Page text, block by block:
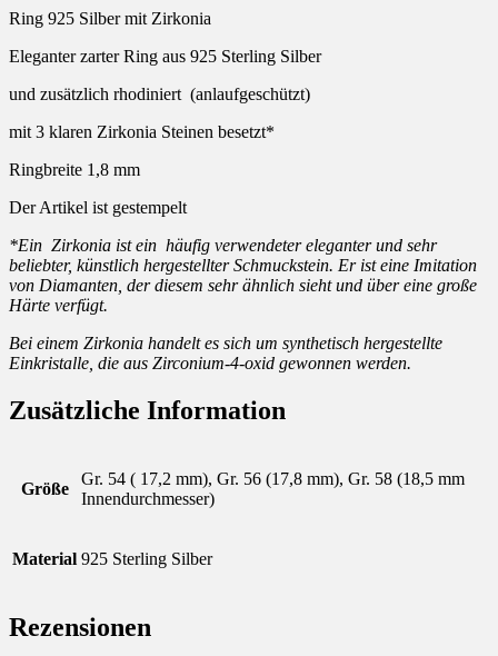
Ring 925 Silber mit Zirkonia
Eleganter zarter Ring aus 925 Sterling Silber
und zusätzlich rhodiniert (anlaufgeschützt)
mit 3 klaren Zirkonia Steinen besetzt*
Ringbreite 1,8 mm
Der Artikel ist gestempelt
*Ein Zirkonia ist ein häufig verwendeter eleganter und sehr
beliebter, künstlich hergestellter Schmuckstein. Er ist eine Imitation
von Diamanten, der diesem sehr ähnlich sieht und über eine große
Härte verfügt.
Bei einem Zirkonia handelt es sich um synthetisch hergestellte
Einkristalle, die aus Zirconium-4-oxid gewonnen werden.
Zusätzliche Information
Größe
Gr. 54 ( 17,2 mm), Gr. 56 (17,8 mm), Gr. 58 (18,5 mm
Innendurchmesser)
Material 925 Sterling Silber
Rezensionen